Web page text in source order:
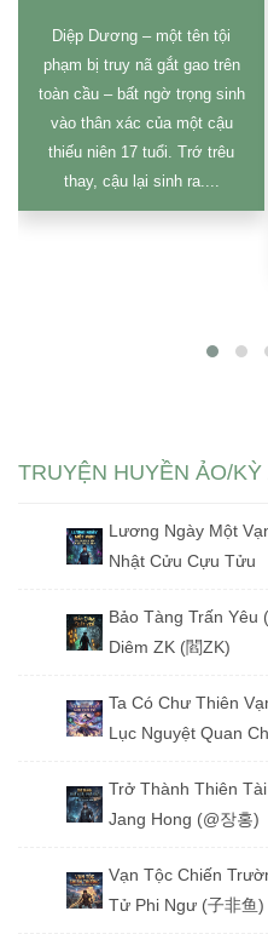
Diệp Dương – một tên tội
phạm bị truy nã gắt gao trên
toàn cầu – bất ngờ trọng sinh
vào thân xác của một cậu
thiếu niên 17 tuổi. Trớ trêu
thay, cậu lại sinh ra....
TRUYỆN HUYỀN ẢO/KỲ
Nhật Cửu Cựu Tửu
Bảo Tàng Trấn Yêu
Diêm ZK (閻ZK)
Jang Hong (@장홍)
Tử Phi Ngư (子非鱼)